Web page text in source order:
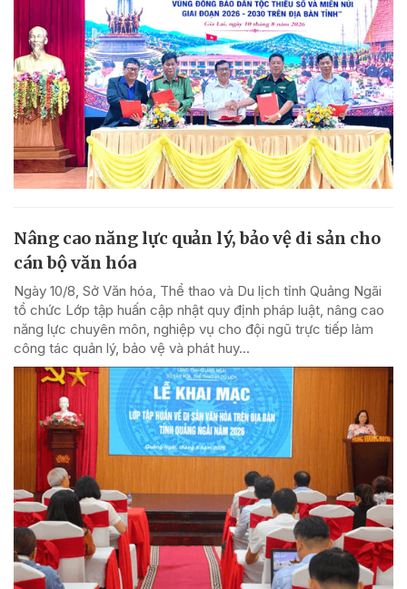
Nâng cao năng lực quản lý, bảo vệ di sản cho
cán bộ văn hóa
Ngày 10/8, Sở Văn hóa, Thể thao và Du lịch tỉnh Quảng Ngãi
tổ chức Lớp tập huấn cập nhật quy định pháp luật, nâng cao
năng lực chuyên môn, nghiệp vụ cho đội ngũ trực tiếp làm
công tác quản lý, bảo vệ và phát huy...